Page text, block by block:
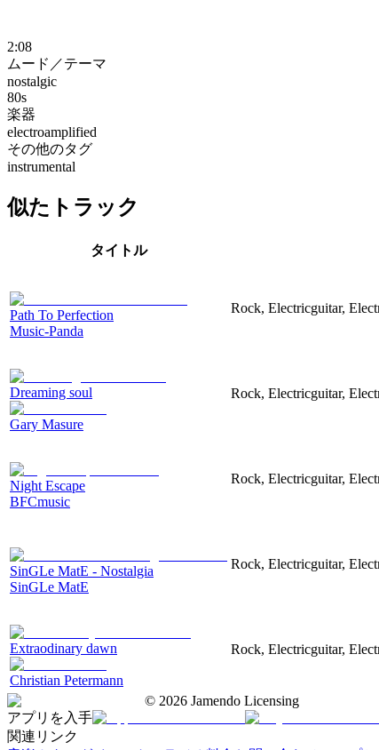
2:08
ムード／テーマ
nostalgic
80s
楽器
electroamplified
その他のタグ
instrumental
似たトラック
タイトル
Path To Perfection
Music-Panda
Rock, Electricguitar,
Dreaming soul
Gary Masure
Rock, Electricguitar,
Night Escape
BFCmusic
Rock, Electricguitar,
SinGLe MatE - Nostalgia
SinGLe MatE
Rock, Electricguitar,
Extraodinary dawn
Christian Petermann
Rock, Electricguitar,
© 2026 Jamendo Licensing
アプリを入手
関連リンク